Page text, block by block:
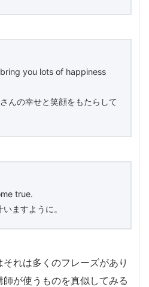
you lots of happiness
んの幸せと笑顔をもたらして
true.
ますように。
れは多くのフレーズがあり
が使うものを真似してみる